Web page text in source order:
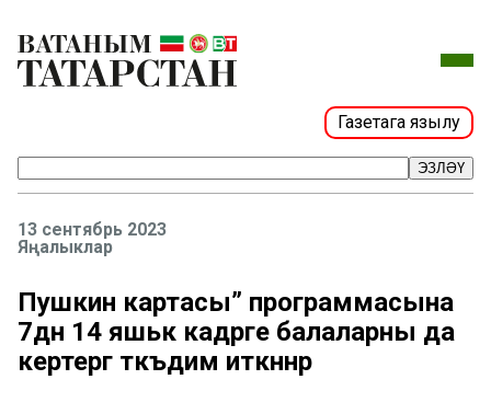
Газетага язылу
ЭЗЛӘҮ
13 сентябрь 2023
Яңалыклар
Пушкин картасы” программасына
7дән 14 яшькә кадәрге балаларны да
кертергә тәкъдим иткәннәр